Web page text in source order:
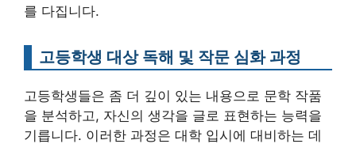
를 다집니다.
고등학생 대상 독해 및 작문 심화 과정
고등학생들은 좀 더 깊이 있는 내용으로 문학 작품
을 분석하고, 자신의 생각을 글로 표현하는 능력을
기릅니다. 이러한 과정은 대학 입시에 대비하는 데